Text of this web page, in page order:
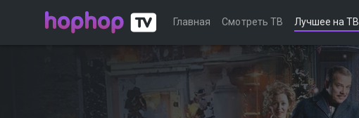
Главная Смотреть ТВ Лучшее на ТВ